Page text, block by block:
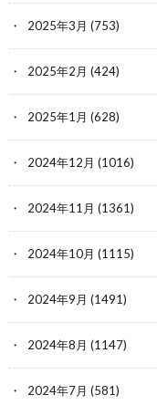
2025年3月 (753)
2025年2月 (424)
2025年1月 (628)
2024年12月 (1016)
2024年11月 (1361)
2024年10月 (1115)
2024年9月 (1491)
2024年8月 (1147)
2024年7月 (581)